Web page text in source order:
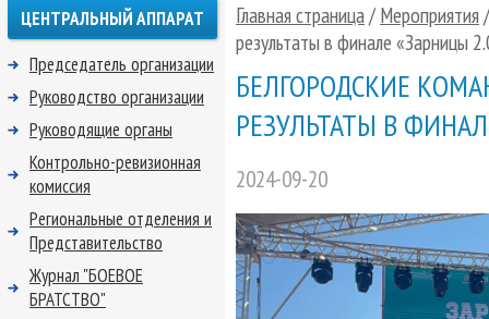
Главная страница/ Мероприятия
результаты в финале «Зарницы
БЕЛГОРОДСКИЕ
РЕЗУЛЬТАТЫ В
2024-09-20
ЦЕНТРАЛЬНЫЙ АППАРАТ
Председатель организации
Руководство организации
Руководящие органы
Контрольно-ревизионная
комиссия
Региональные отделения и
Представительство
Журнал "БОЕВОЕ
БРАТСТВО"